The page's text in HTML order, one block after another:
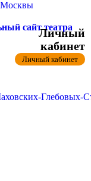
Москвы
сайт театра
Личный
кабинет
Личный кабинет